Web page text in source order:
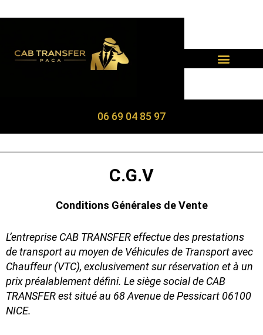
06 69 04 85 97
C.G.V
Conditions Générales de Vente
L’entreprise CAB TRANSFER effectue des prestations
de transport au moyen de Véhicules de Transport avec
Chauffeur (VTC), exclusivement sur réservation et à un
prix préalablement défini. Le siège social de CAB
TRANSFER est situé au 68 Avenue de Pessicart 06100
NICE.